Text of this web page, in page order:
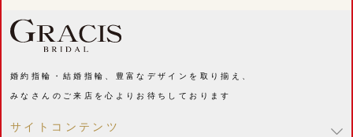
婚約指輪・結婚指輪、豊富なデザインを取り揃え、
みなさんのご来店を心よりお待ちしております
サイトコンテンツ